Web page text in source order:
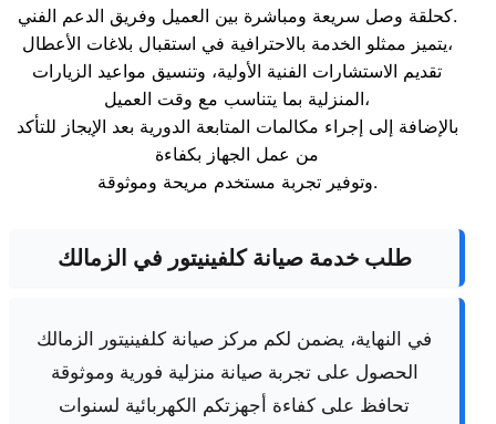
كحلقة وصل سريعة ومباشرة بين العميل وفريق الدعم الفني.
يتميز ممثلو الخدمة بالاحترافية في استقبال بلاغات الأعطال،
تقديم الاستشارات الفنية الأولية، وتنسيق مواعيد الزيارات
المنزلية بما يتناسب مع وقت العميل،
بالإضافة إلى إجراء مكالمات المتابعة الدورية بعد الإيجاز للتأكد
من عمل الجهاز بكفاءة
وتوفير تجربة مستخدم مريحة وموثوقة.
طلب خدمة صيانة كلفينيتور في الزمالك
في النهاية، يضمن لكم مركز صيانة كلفينيتور الزمالك
الحصول على تجربة صيانة منزلية فورية وموثوقة
تحافظ على كفاءة أجهزتكم الكهربائية لسنوات